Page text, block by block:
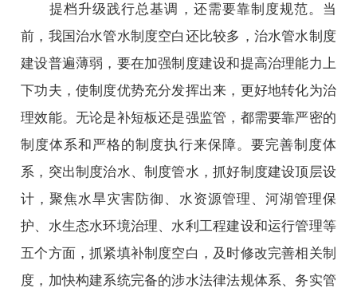
提档升级践行总基调，还需要靠制度规范。当
前，我国治水管水制度空白还比较多，治水管水制度
建设普遍薄弱，要在加强制度建设和提高治理能力上
下功夫，使制度优势充分发挥出来，更好地转化为治
理效能。无论是补短板还是强监管，都需要靠严密的
制度体系和严格的制度执行来保障。要完善制度体
系，突出制度治水、制度管水，抓好制度建设顶层设
计，聚焦水旱灾害防御、水资源管理、河湖管理保
护、水生态水环境治理、水利工程建设和运行管理等
五个方面，抓紧填补制度空白，及时修改完善相关制
度，加快构建系统完备的涉水法律法规体系、务实管